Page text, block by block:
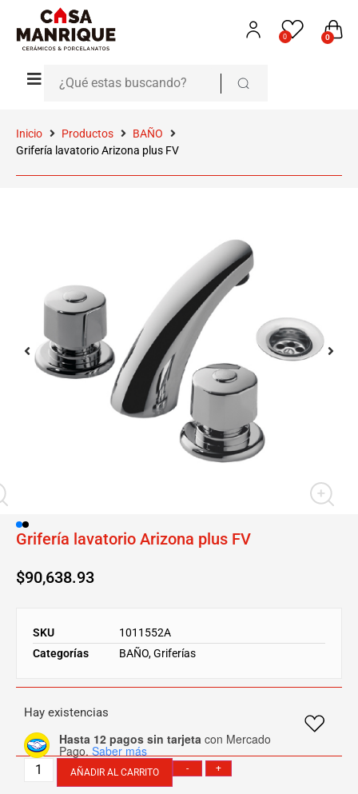
0 0
Inicio Productos
BAÑO
Grifería lavatorio Arizona plus FV
Grifería lavatorio Arizona plus FV
$90,638.93
SKU
1011552A
Categorías
BAÑO,Griferías
Hay existencias
Hasta 12 pagos sin tarjeta con Mercado
Pago. Saber más
- +
AÑADIR AL CARRITO